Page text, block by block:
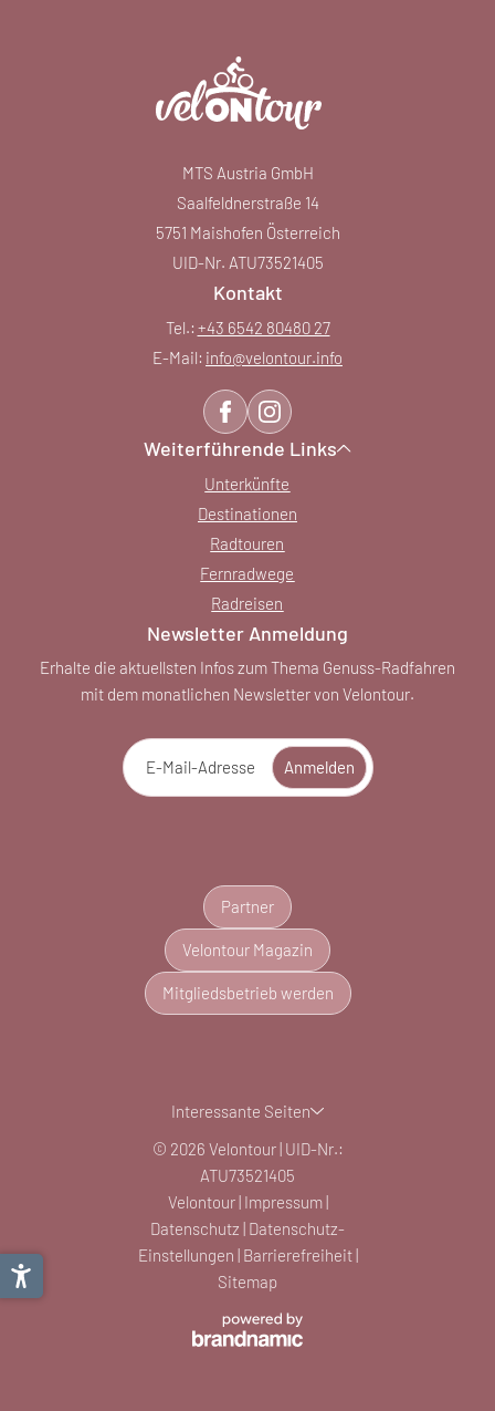
MTS Austria GmbH
Saalfeldnerstraße 14
5751 Maishofen Österreich
UID-Nr. ATU73521405
Kontakt
Tel.: +43 6542 80480 27
E-Mail: info@velontour.info
Weiterführende Links
Unterkünfte
Destinationen
Radtouren
Fernradwege
Radreisen
Newsletter Anmeldung
Erhalte die aktuellsten Infos zum Thema Genuss-Radfahren
mit dem monatlichen Newsletter von Velontour.
E-Mail-Adresse Anmelden
Partner
Velontour Magazin
Mitgliedsbetrieb werden
Interessante Seiten
© 2026 Velontour| UID-Nr.:
ATU73521405
Velontour| Impressum|
Datenschutz | Datenschutz-
Einstellungen | Barrierefreiheit|
Sitemap